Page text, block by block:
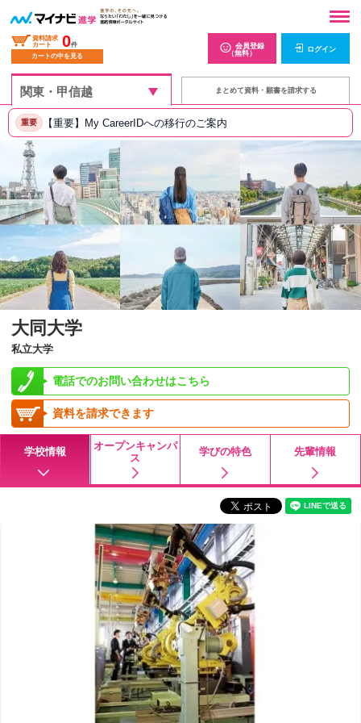
資料請求
カート
0件
カートの中を見る
会員登録
（無料）
ログイン
まとめて資料・願書を請求する
重要 【重要】My CareerIDへの移行のご案内
大同大学
私立大学
電話でのお問い合わせはこちら
資料を請求できます
学校情報
オープンキャンパ
ス
学びの特色 先輩情報